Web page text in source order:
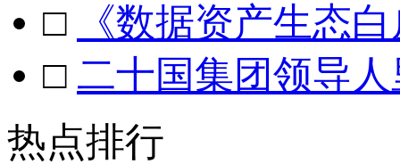
□
《数据资产生态
□ 二十国集团领导
热点排行